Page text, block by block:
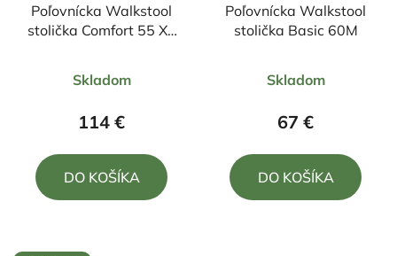
Poľovnícka Walkstool
stolička Comfort 55 XL
hodnotenie
produktu
4,7
z
Skladom
114 €
DO KOŠÍKA
Poľovnícka Walkstool
stolička Basic 60M
hodnotenie
produktu
5,0
z
Skladom
67 €
DO KOŠÍKA